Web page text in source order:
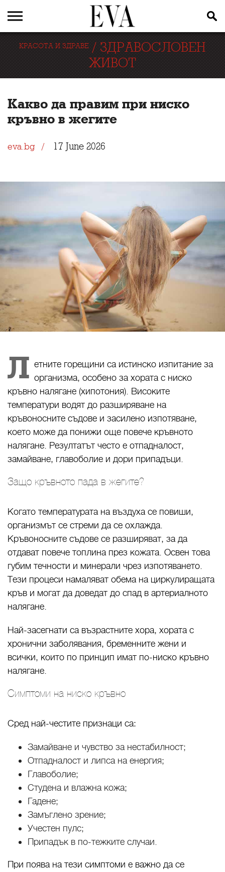
КРАСОТА И ЗДРАВЕ / ЗДРАВОСЛОВЕН
ЖИВОТ
Какво да правим при ниско
кръвно в жегите
eva.bg 17 June 2026
Л етните горещини са истинско изпитание за
организма, особено за хората с ниско
кръвно налягане (хипотония). Високите
температури водят до разширяване на
кръвоносните съдове и засилено изпотяване,
което може да понижи още повече кръвното
налягане. Резултатът често е отпадналост,
замайване, главоболие и дори припадъци.
Защо кръвното пада в жегите?
Когато температурата на въздуха се повиши,
организмът се стреми да се охлажда.
Кръвоносните съдове се разширяват, за да
отдават повече топлина през кожата. Освен това
губим течности и минерали чрез изпотяването.
Тези процеси намаляват обема на циркулиращата
кръв и могат да доведат до спад в артериалното
налягане.
Най-засегнати са възрастните хора, хората с
хронични заболявания, бременните жени и
всички, които по принцип имат по-ниско кръвно
налягане.
Симптоми на ниско кръвно
Сред най-честите признаци са:
Замайване и чувство за нестабилност;
Отпадналост и липса на енергия;
Главоболие;
Студена и влажна кожа;
Гадене;
Замъглено зрение;
Учестен пулс;
Припадък в по-тежките случаи.
При поява на тези симптоми е важно да се